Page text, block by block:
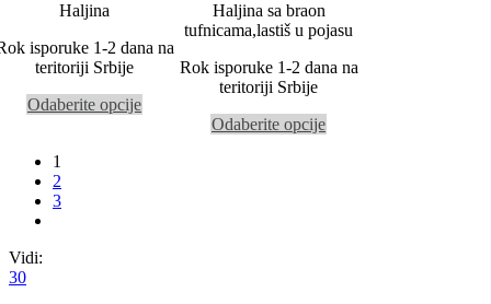
Haljina
isporuke 1-2 dana na
teritoriji Srbije
Odaberite opcije
Haljina sa braon
tufnicama,lastiš u pojasu
Rok isporuke 1-2 dana na
teritoriji Srbije
Odaberite opcije
1
2
3
Vidi:
30